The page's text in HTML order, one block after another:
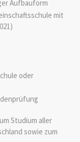
Aufbauform
mit
oder
Studium aller
sowie zum